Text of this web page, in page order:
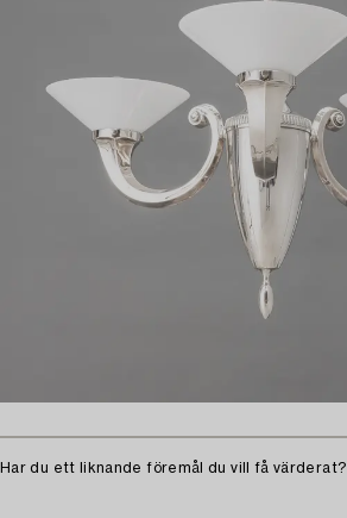
Har du ett liknande föremål du vill få värderat?